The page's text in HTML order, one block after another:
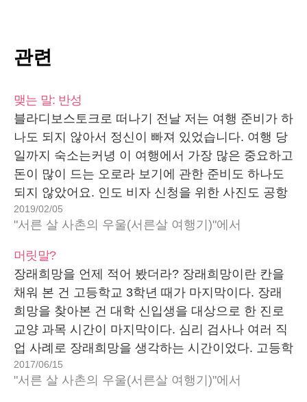
관련
맺는 말: 반성
블라디보스토크로 떠나기 전날 저는 여행 준비가 하
나도 되지 않아서 정신이 빠져 있었습니다. 여행 당
일까지 숙소는커녕 이 여행에서 가장 많은 중요하고
돈이 많이 드는 오로라 보기에 관한 준비도 하나도
되지 않았어요. 인도 비자 신청을 위한 사진도 공항
가는 길에 찍었습니다. 환장할 노릇이지요. 이 모든
게 사람 사는 곳은 다 똑같다는 안일한…
2019/02/05
"서른 살 사촌의 우울(서른살 여행기)"에서
머릿말?
장래희망을 언제 적어 봤더라? 장래희망이란 칸을
채워 본 건 고등학교 3학년 때가 마지막이다. 장래
희망을 찾아본 건 대학 신입생을 대상으로 한 진로
교양 과목 시간이 마지막이다. 심리 검사나 여러 직
업 사례로 장래희망을 생각하는 시간이었다. 고등학
교 때 장래희망 칸을 채우는 것이 강요에 의한 자백
이라면 신입생 때 장래희망을 찾은 건 심문을 받고
2017/06/15
"서른 살 사촌의 우울(서른살 여행기)"에서